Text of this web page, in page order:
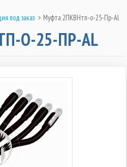
под заказ > Муфта 2ПКВНтп-о-25-Пр-Al
О-25-ПР-AL